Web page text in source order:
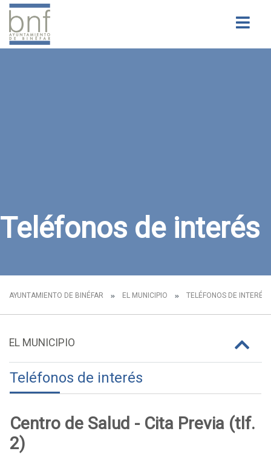
Teléfonos de interés
AYUNTAMIENTO DE BINÉFAR EL MUNICIPIO TELÉFONOS DE INTERÉS
EL MUNICIPIO
Teléfonos de interés
Centro de Salud - Cita Previa (tlf.
2)